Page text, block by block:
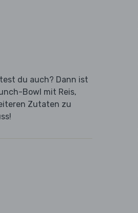
du auch? Dann ist
Bowl mit Reis,
Zutaten zu